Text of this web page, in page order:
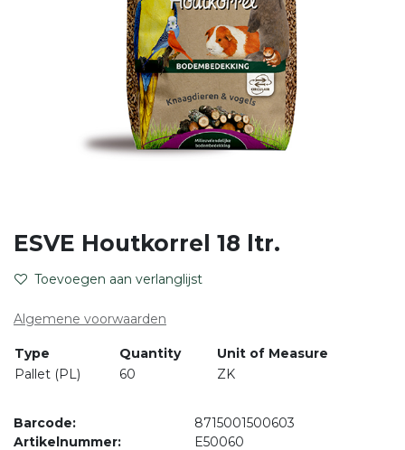
ESVE Houtkorrel 18 ltr.
Toevoegen aan verlanglijst
Algemene voorwaarden
Type Quantity
Unit of Measure
Pallet (PL)
60 ZK
Barcode:
8715001500603
Artikelnummer:
E50060